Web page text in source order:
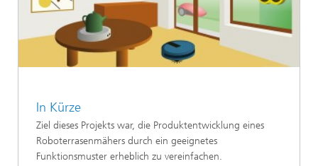
In Kürze
Ziel dieses Projekts war, die Produktentwicklung eines
Roboterrasenmähers durch ein geeignetes
Funktionsmuster erheblich zu vereinfachen.